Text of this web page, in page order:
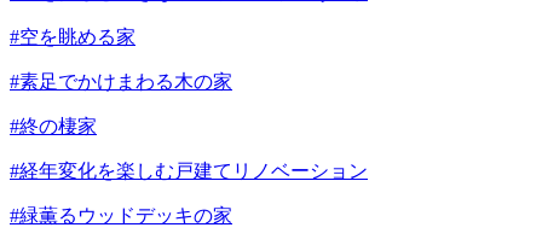
#空を眺める家
#素足でかけまわる木の家
#終の棲家
#経年変化を楽しむ戸建てリノベーション
#緑薫るウッドデッキの家